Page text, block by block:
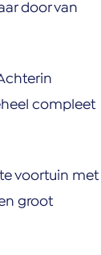
door van
compleet
voortuin met
groot